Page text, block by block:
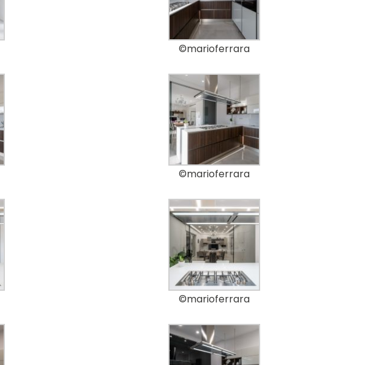
©marioferrara
©marioferrara
©marioferrara